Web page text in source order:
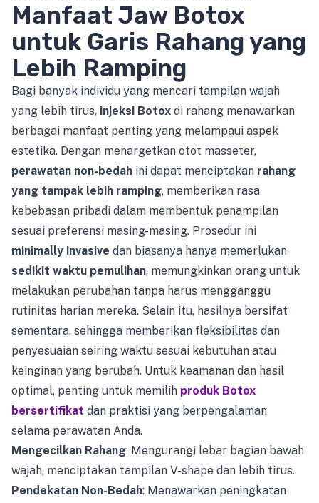
Manfaat Jaw Botox
untuk Garis Rahang yang
Lebih Ramping
Bagi banyak individu yang mencari tampilan wajah
yang lebih tirus, injeksi Botox di rahang menawarkan
berbagai manfaat penting yang melampaui aspek
estetika. Dengan menargetkan otot masseter,
perawatan non-bedah ini dapat menciptakan rahang
yang tampak lebih ramping, memberikan rasa
kebebasan pribadi dalam membentuk penampilan
sesuai preferensi masing-masing. Prosedur ini
minimally invasive dan biasanya hanya memerlukan
sedikit waktu pemulihan, memungkinkan orang untuk
melakukan perubahan tanpa harus mengganggu
rutinitas harian mereka. Selain itu, hasilnya bersifat
sementara, sehingga memberikan fleksibilitas dan
penyesuaian seiring waktu sesuai kebutuhan atau
keinginan yang berubah. Untuk keamanan dan hasil
optimal, penting untuk memilih produk Botox
bersertifikat dan praktisi yang berpengalaman
selama perawatan Anda.
Mengecilkan Rahang: Mengurangi lebar bagian bawah
wajah, menciptakan tampilan V-shape dan lebih tirus.
Pendekatan Non-Bedah: Menawarkan peningkatan